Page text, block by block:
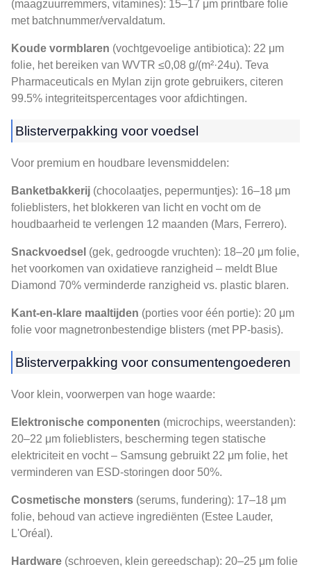
(maagzuurremmers, vitamines): 15–17 μm printbare folie
met batchnummer/vervaldatum.
Koude vormblaren (vochtgevoelige antibiotica): 22 μm
folie, het bereiken van WVTR ≤0,08 g/(m²·24u). Teva
Pharmaceuticals en Mylan zijn grote gebruikers, citeren
99.5% integriteitspercentages voor afdichtingen.
Blisterverpakking voor voedsel
Voor premium en houdbare levensmiddelen:
Banketbakkerij (chocolaatjes, pepermuntjes): 16–18 μm
folieblisters, het blokkeren van licht en vocht om de
houdbaarheid te verlengen 12 maanden (Mars, Ferrero).
Snackvoedsel (gek, gedroogde vruchten): 18–20 μm folie,
het voorkomen van oxidatieve ranzigheid – meldt Blue
Diamond 70% verminderde ranzigheid vs. plastic blaren.
Kant-en-klare maaltijden (porties voor één portie): 20 μm
folie voor magnetronbestendige blisters (met PP-basis).
Blisterverpakking voor consumentengoederen
Voor klein, voorwerpen van hoge waarde:
Elektronische componenten (microchips, weerstanden):
20–22 μm folieblisters, bescherming tegen statische
elektriciteit en vocht – Samsung gebruikt 22 μm folie, het
verminderen van ESD-storingen door 50%.
Cosmetische monsters (serums, fundering): 17–18 μm
folie, behoud van actieve ingrediënten (Estee Lauder,
L'Oréal).
Hardware (schroeven, klein gereedschap): 20–25 μm folie